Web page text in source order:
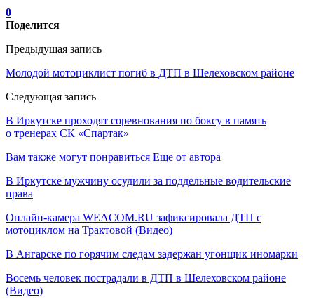
0
Поделится
Предыдущая запись
Молодой мотоциклист погиб в ДТП в Шелеховском районе
Следующая запись
В Иркутске проходят соревнования по боксу в память
о тренерах СК «Спартак»
Вам также могут понравиться Еще от автора
В Иркутске мужчину осудили за поддельные водительские
права
Онлайн-камера WEACOM.RU зафиксировала ДТП с
мотоциклом на Трактовой (Видео)
В Ангарске по горячим следам задержан угонщик иномарки
Восемь человек пострадали в ДТП в Шелеховском районе
(Видео)